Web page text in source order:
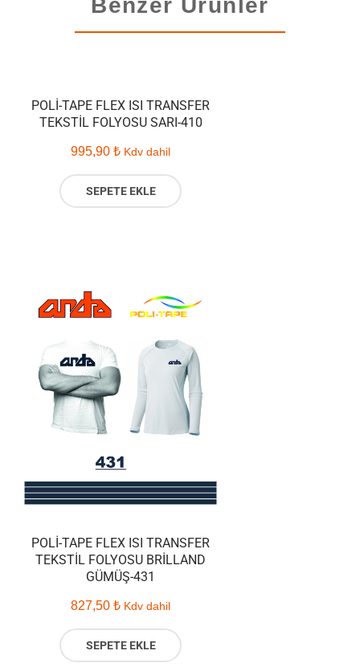
POLI-TAPE FLEX ISI TRANSFER
TEKSTIL FOLYOSU SARI-410
995,90 ₺ Kdv dahil
SEPETE EKLE
POLI-TAPE FLEX ISI TRANSFER
TEKSTIL FOLYOSU BRILLAND
GÜMÜŞ-431
827,50 ₺ Kdv dahil
SEPETE EKLE